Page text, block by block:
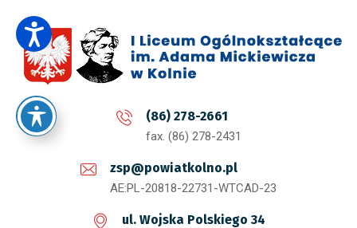
(86) 278-2661
fax. (86) 278-2431
zsp@powiatkolno.pl
AE:PL-20818-22731-WTCAD-23
ul. Wojska Polskiego 34